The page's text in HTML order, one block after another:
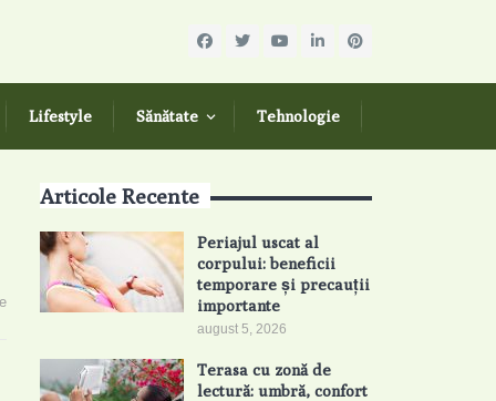
Lifestyle Sănătate Tehnologie
Articole Recente
Periajul uscat al
corpului: beneficii
temporare și precauții
importante
august 5, 2026
Terasa cu zonă de
lectură: umbră, confort